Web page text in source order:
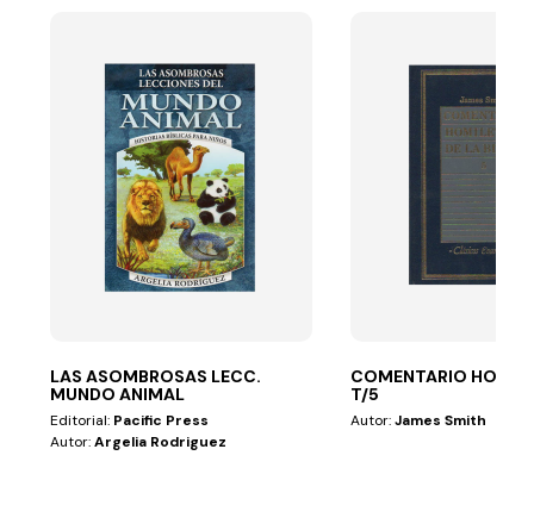
LAS ASOMBROSAS LECC.
MUNDO ANIMAL
Editorial: Pacific Press
Autor:Argelia Rodriguez
COMENTARIO
T/5
Autor:James Smith